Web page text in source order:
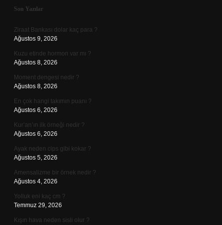
Sidebar
Son Yazılar
Ziraat Bankası dolar kaç para ?
Ağustos 9, 2026
Kuzu etinde hormon var mı ?
Ağustos 8, 2026
Moment dengesi nedir ?
Ağustos 8, 2026
En çok hangi takımın puanı ?
Ağustos 6, 2026
Kur’an’ın ilk örneği nedir ?
Ağustos 6, 2026
Ayak neden cips gibi kokar ?
Ağustos 5, 2026
Amensalizme bir örnek nedir ?
Ağustos 4, 2026
Yolluk eni kaç cm ?
Temmuz 29, 2026
Kışın hava neden sisli olur ?